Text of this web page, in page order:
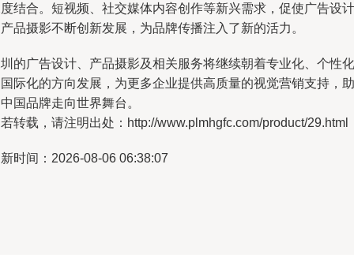
结合。短视频、社交媒体内容创作等新兴需求，促使广告设计
品摄影不断创新发展，为品牌传播注入了新的活力。
的广告设计、产品摄影及相关服务将继续朝着专业化、个性化
际化的方向发展，为更多企业提供高质量的视觉营销支持，助
国品牌走向世界舞台。
转载，请注明出处：http://www.plmhgfc.com/product/29.html
时间：2026-08-06 06:38:07